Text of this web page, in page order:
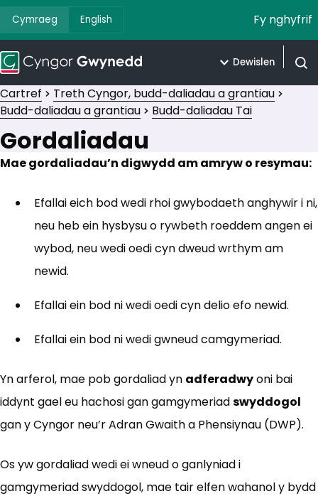
Cymraeg English Fy nghyfrif
Dewislen
Cartref
Treth Cyngor, budd-daliadau a grantiau
Budd-daliadau a grantiau
Budd-daliadau Tai
Gordaliadau
Mae gordaliadau’n digwydd am amryw o resymau:
Efallai eich bod wedi rhoi gwybodaeth anghywir i ni,
neu heb ein hysbysu o rywbeth roeddem angen ei
wybod, neu wedi oedi cyn dweud wrthym am
newid.
Efallai ein bod ni wedi oedi cyn delio efo newid.
Efallai ein bod ni wedi gwneud camgymeriad.
Yn arferol, mae pob gordaliad yn adferadwyoni bai
iddynt gael eu hachosi gan gamgymeriadswyddogol
gan y Cyngor neu’r Adran Gwaith a Phensiynau (DWP).
Os yw gordaliad wedi ei wneud o ganlyniad i
gamgymeriad swyddogol, mae tair elfen wahanol y bydd